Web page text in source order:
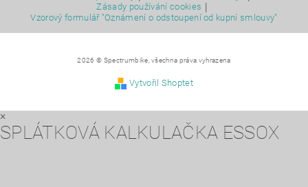
Zásady používání cookies |
Vzorový formulář "Oznámení o odstoupení od kupní smlouvy"
2026 © Spectrumbike, všechna práva vyhrazena
Vytvořil Shoptet
×
SPLÁTKOVÁ KALKULAČKA ESSOX